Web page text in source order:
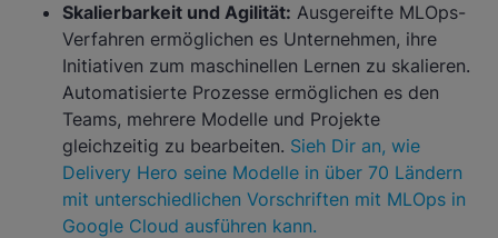
Skalierbarkeit und Agilität: Ausgereifte MLOps-
Verfahren ermöglichen es Unternehmen, ihre
Initiativen zum maschinellen Lernen zu skalieren.
Automatisierte Prozesse ermöglichen es den
Teams, mehrere Modelle und Projekte
gleichzeitig zu bearbeiten. Sieh Dir an, wie
Delivery Hero seine Modelle in über 70 Ländern
mit unterschiedlichen Vorschriften mit MLOps in
Google Cloud ausführen kann.